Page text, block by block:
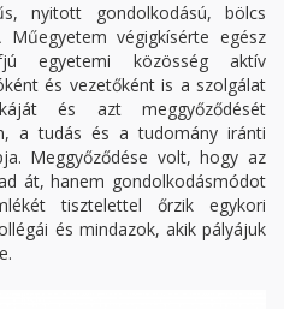
nyitott gondolkodású, bölcs
végigkísérte egész
egyetemi közösség aktív
és vezetőként is a szolgálat
és azt meggyőződését
a tudás és a tudomány iránti
Meggyőződése volt, hogy az
át, hanem gondolkodásmódot
tisztelettel őrzik egykori
és mindazok, akik pályájuk